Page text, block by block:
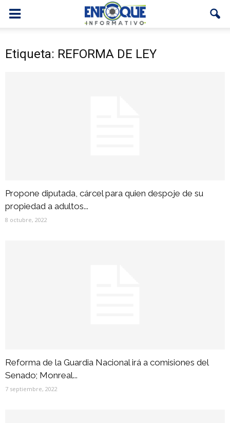
Etiqueta: REFORMA DE LEY
Propone diputada, cárcel para quien despoje de su
propiedad a adultos...
8 octubre, 2022
Reforma de la Guardia Nacional irá a comisiones del
Senado; Monreal...
7 septiembre, 2022